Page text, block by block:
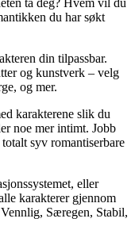
ta deg? Hvem vil du
du har søkt
din tilpassbar.
og kunstverk – velg
og mer.
karakterene slik du
noe mer intimt. Jobb
syv romantiserbare
eller
karakterer gjennom
Særegen, Stabil,